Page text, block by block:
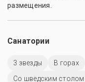
размещения.
Санатории
3 звезды В горах
Со шведским столом